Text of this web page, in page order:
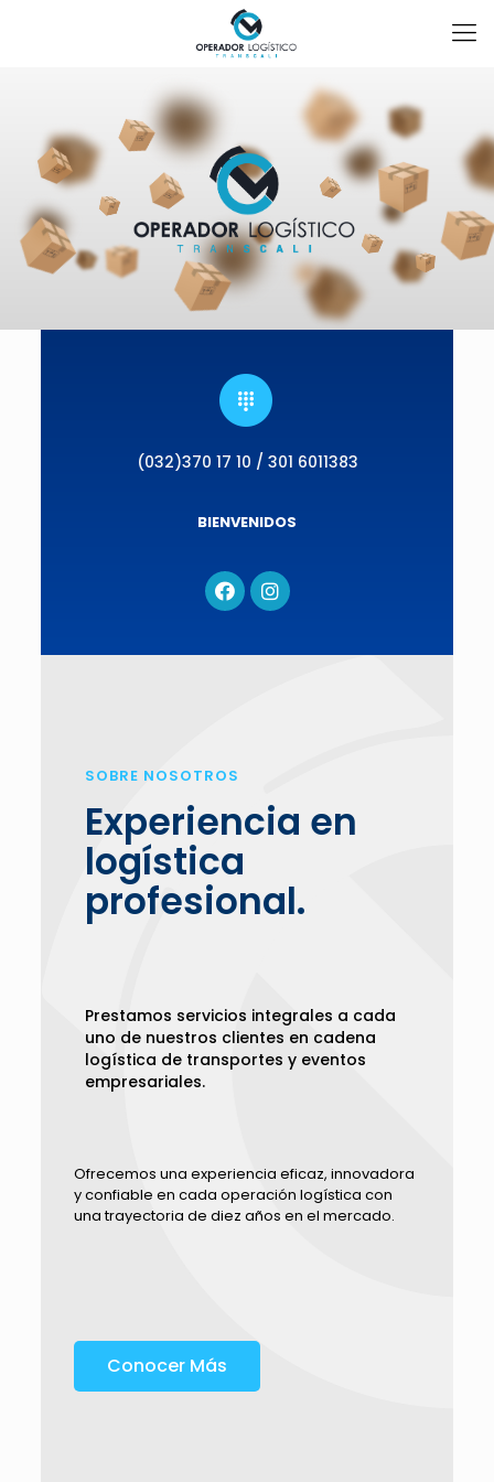
(032)370 17 10 / 301 6011383
BIENVENIDOS
SOBRE NOSOTROS
Experiencia en
logística
profesional.
Prestamos servicios integrales a cada
uno de nuestros clientes en cadena
logística de transportes y eventos
empresariales.
Ofrecemos una experiencia eficaz, innovadora
y confiable en cada operación logística con
una trayectoria de diez años en el mercado.
Conocer Más